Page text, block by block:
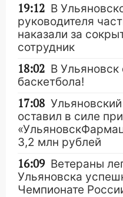
19:12 В
руководителя
наказали за
сотрудник
18:02 В Ульяновск
баскетбола!
17:08
оставил в силе
3,2 млн рублей
16:09 Ветераны
Ульяновска
Чемпионате